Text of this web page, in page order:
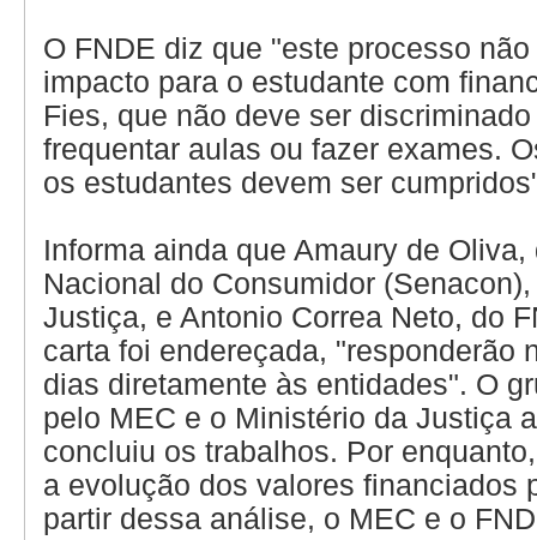
O FNDE diz que "este processo
impacto para o estudante com
Fies, que não deve ser
frequentar aulas ou fazer exames.
os estudantes devem ser
Informa ainda que Amaury de
Nacional do Consumidor
Justiça, e Antonio Correa Neto, do
carta foi endereçada, "responderão
dias diretamente às entidades". O
pelo MEC e o Ministério da Justiça
concluiu os trabalhos. Por
a evolução dos valores financiados
partir dessa análise, o MEC e o